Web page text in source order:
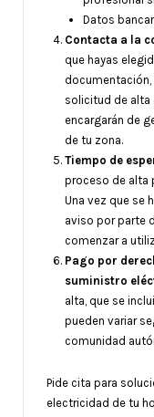
Datos
Contacta a la
que hayas
documentación,
solicitud de alta
encargarán de
de tu zona.
Tiempo de
proceso de alta
Una vez que se
aviso por parte
comenzar a
Pago por
suministro
alta, que se
pueden variar
comunidad
Pide cita para
electricidad de tu